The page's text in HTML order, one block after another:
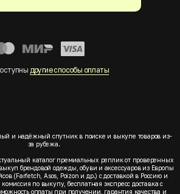
другие способы оплаты
и надёжный спутник в поиске и выкупе товаров из-
за рубежа.
каталог премиальных реплик от проверенных
брендовой одежды, обуви и аксессуаров из Европы
(Farfetch, Asos, Poizon и др.) с доставкой в Россию и
по выкупу, бесплатная экспресс доставка с
оплаты при получении, гарантия качества и